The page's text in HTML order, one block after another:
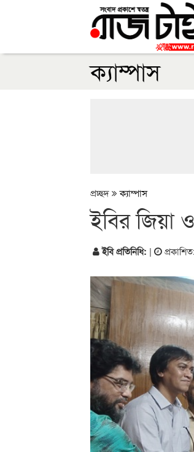
ক্যাম্পাস
প্রচ্ছদ ক্যাম্পাস
ইবির জিয়া
ইবি প্রতিনিধি: |